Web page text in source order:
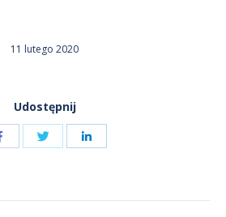
11 lutego 2020
Udostępnij
Udostępnij
przez
Udostępnij